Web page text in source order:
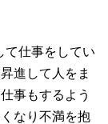
て仕事をしてい
進して人をま
事もするよう
なり不満を抱